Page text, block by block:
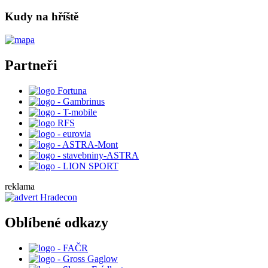
Kudy na hříště
Partneři
reklama
Oblíbené odkazy